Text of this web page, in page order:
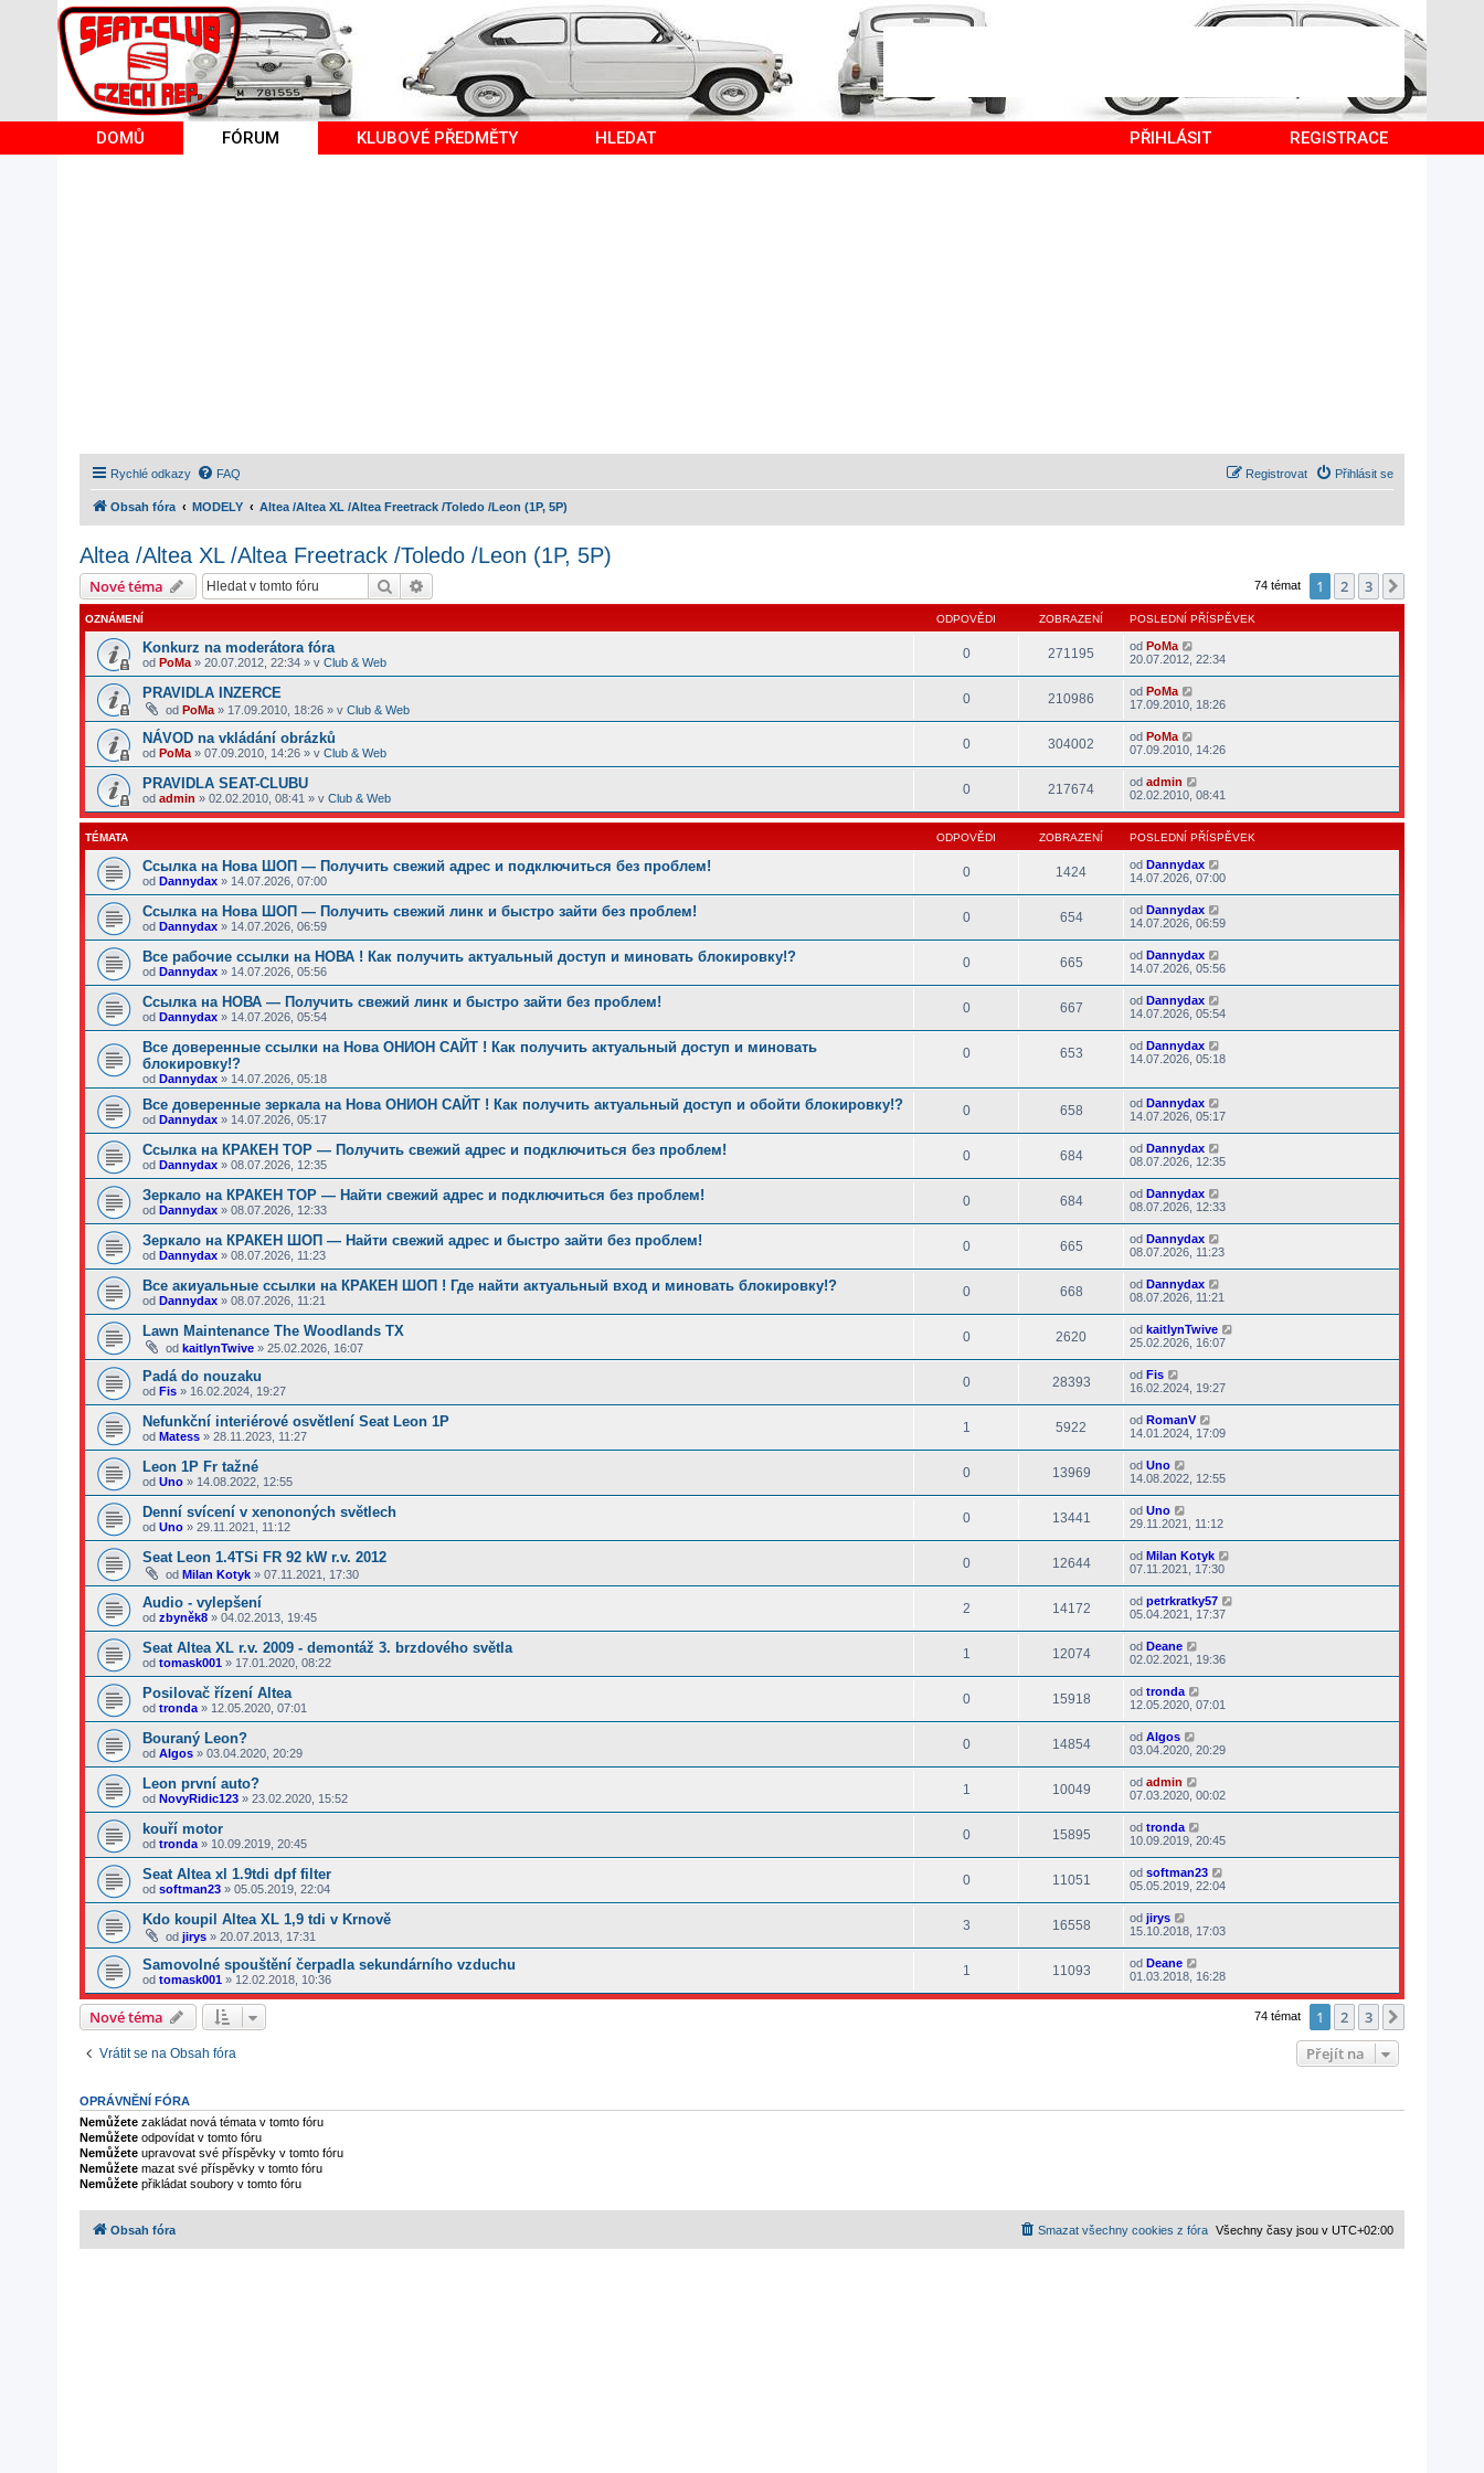
DOMŮ FÓRUM KLUBOVÉ PŘEDMĚTY HLEDAT PŘIHLÁSIT REGISTRACE
Rychlé odkazy FAQ Přihlásit se
Registrovat
Obsah fóra MODELY Altea /Altea XL /Altea Freetrack /Toledo /Leon (1P, 5P)
Altea /Altea XL /Altea Freetrack /Toledo /Leon (1P, 5P)
Nové téma Hledat 74 témat 1 2 3
OZNÁMENÍ ODPOVĚDI ZOBRAZENÍ POSLEDNÍ PŘÍSPĚVEK
Konkurz na moderátora fóra
od PoMa » 20.07.2012, 22:34 » v Club & Web
0 271195 od PoMa
20.07.2012, 22:34
PRAVIDLA INZERCE
od PoMa » 17.09.2010, 18:26 » v Club & Web
0 210986 od PoMa
17.09.2010, 18:26
NÁVOD na vkládání obrázků
od PoMa » 07.09.2010, 14:26 » v Club & Web
0 304002 od PoMa
07.09.2010, 14:26
PRAVIDLA SEAT-CLUBU
od admin » 02.02.2010, 08:41 » v Club & Web
0 217674 od admin
02.02.2010, 08:41
TÉMATA ODPOVĚDI ZOBRAZENÍ POSLEDNÍ PŘÍSPĚVEK
Ссылка на Нова ШОП — Получить свежий адрес и подключиться без проблем!
od Dannydax » 14.07.2026, 07:00
0 1424 od Dannydax
14.07.2026, 07:00
Ссылка на Нова ШОП — Получить свежий линк и быстро зайти без проблем!
od Dannydax » 14.07.2026, 06:59
0 654 od Dannydax
14.07.2026, 06:59
Все рабочие ссылки на НОВА ! Как получить актуальный доступ и миновать блокировку!?
od Dannydax » 14.07.2026, 05:56
0 665 od Dannydax
14.07.2026, 05:56
Ссылка на НОВА — Получить свежий линк и быстро зайти без проблем!
od Dannydax » 14.07.2026, 05:54
0 667 od Dannydax
14.07.2026, 05:54
Все доверенные ссылки на Нова ОНИОН САЙТ ! Как получить актуальный доступ и миновать
блокировку!?
od Dannydax » 14.07.2026, 05:18
0 653 od Dannydax
14.07.2026, 05:18
Все доверенные зеркала на Нова ОНИОН САЙТ ! Как получить актуальный доступ и обойти блокировку!?
od Dannydax » 14.07.2026, 05:17
0 658 od Dannydax
14.07.2026, 05:17
Ссылка на КРАКЕН ТОР — Получить свежий адрес и подключиться без проблем!
od Dannydax » 08.07.2026, 12:35
0 684 od Dannydax
08.07.2026, 12:35
Зеркало на КРАКЕН ТОР — Найти свежий адрес и подключиться без проблем!
od Dannydax » 08.07.2026, 12:33
0 684 od Dannydax
08.07.2026, 12:33
Зеркало на КРАКЕН ШОП — Найти свежий адрес и быстро зайти без проблем!
od Dannydax » 08.07.2026, 11:23
0 665 od Dannydax
08.07.2026, 11:23
Все акиуальные ссылки на КРАКЕН ШОП ! Где найти актуальный вход и миновать блокировку!?
od Dannydax » 08.07.2026, 11:21
0 668 od Dannydax
08.07.2026, 11:21
Lawn Maintenance The Woodlands TX
od kaitlynTwive » 25.02.2026, 16:07
0 2620 od kaitlynTwive
25.02.2026, 16:07
Padá do nouzaku
od Fis » 16.02.2024, 19:27
0 28393 od Fis
16.02.2024, 19:27
Nefunkční interiérové osvětlení Seat Leon 1P
od Matess » 28.11.2023, 11:27
1 5922 od RomanV
14.01.2024, 17:09
Leon 1P Fr tažné
od Uno » 14.08.2022, 12:55
0 13969 od Uno
14.08.2022, 12:55
Denní svícení v xenononých světlech
od Uno » 29.11.2021, 11:12
0 13441 od Uno
29.11.2021, 11:12
Seat Leon 1.4TSi FR 92 kW r.v. 2012
od Milan Kotyk » 07.11.2021, 17:30
0 12644 od Milan Kotyk
07.11.2021, 17:30
Audio - vylepšení
od zbyněk8 » 04.02.2013, 19:45
2 14172 od petrkratky57
05.04.2021, 17:37
Seat Altea XL r.v. 2009 - demontáž 3. brzdového světla
od tomask001 » 17.01.2020, 08:22
1 12074 od Deane
02.02.2021, 19:36
Posilovač řízení Altea
od tronda » 12.05.2020, 07:01
0 15918 od tronda
12.05.2020, 07:01
Bouraný Leon?
od Algos » 03.04.2020, 20:29
0 14854 od Algos
03.04.2020, 20:29
Leon první auto?
od NovyRidic123 » 23.02.2020, 15:52
1 10049 od admin
07.03.2020, 00:02
kouří motor
od tronda » 10.09.2019, 20:45
0 15895 od tronda
10.09.2019, 20:45
Seat Altea xl 1.9tdi dpf filter
od softman23 » 05.05.2019, 22:04
0 11051 od softman23
05.05.2019, 22:04
Kdo koupil Altea XL 1,9 tdi v Krnově
od jirys » 20.07.2013, 17:31
3 16558 od jirys
15.10.2018, 17:03
Samovolné spouštění čerpadla sekundárního vzduchu
od tomask001 » 12.02.2018, 10:36
1 11093 od Deane
01.03.2018, 16:28
Nové téma 74 témat 1 2 3
Vrátit se na Obsah fóra Přejít na
OPRÁVNĚNÍ FÓRA
Nemůžete zakládat nová témata v tomto fóru
Nemůžete odpovídat v tomto fóru
Nemůžete upravovat své příspěvky v tomto fóru
Nemůžete mazat své příspěvky v tomto fóru
Nemůžete přikládat soubory v tomto fóru
Obsah fóra Všechny časy jsou v UTC+02:00
Smazat všechny cookies z fóra